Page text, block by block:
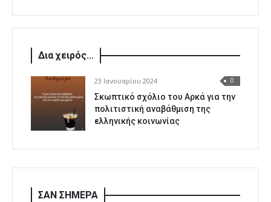
Δια χειρός...
23 Ιανουαρίου 2024 0
Σκωπτικό σχόλιο του Αρκά για την
πολιτιστική αναβάθμιση της
ελληνικής κοινωνίας
ΣΑΝ ΣΗΜΕΡΑ